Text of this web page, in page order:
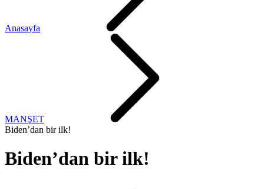
Anasayfa
MANŞET
Biden’dan bir ilk!
Biden’dan bir ilk!